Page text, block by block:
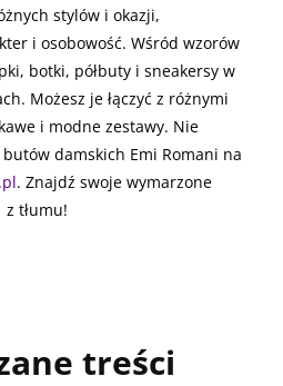
stylów i okazji,
i osobowość. Wśród wzorów
botki, półbuty i sneakersy w
Możesz je łączyć z różnymi
i modne zestawy. Nie
damskich Emi Romani na
. Znajdź swoje wymarzone
tłumu!
treści